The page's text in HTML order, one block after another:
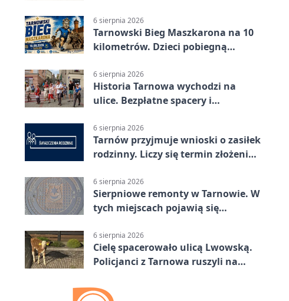
6 sierpnia 2026
Tarnowski Bieg Maszkarona na 10
kilometrów. Dzieci pobiegną
6 sierpnia 2026
Historia Tarnowa wychodzi na
ulice. Bezpłatne spacery i
6 sierpnia 2026
Tarnów przyjmuje wnioski o zasiłek
rodzinny. Liczy się termin złożenia
6 sierpnia 2026
Sierpniowe remonty w Tarnowie. W
tych miejscach pojawią się
6 sierpnia 2026
Cielę spacerowało ulicą Lwowską.
Policjanci z Tarnowa ruszyli na